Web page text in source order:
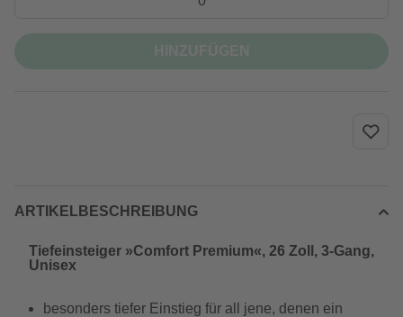
ARTIKELBESCHREIBUNG
Tiefeinsteiger »Comfort Premium«, 26 Zoll, 3-Gang,
Unisex
besonders tiefer Einstieg für all jene, denen ein